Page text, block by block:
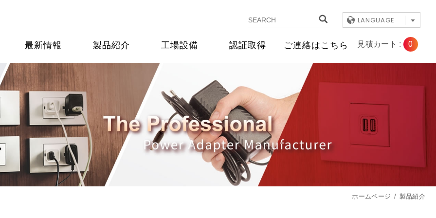
LANGUAGE
最新情報 製品紹介 工場設備 認証取得 ご連絡はこちら 見積カート : 0
ホームページ 製品紹介